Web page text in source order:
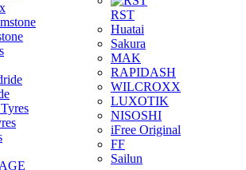
RST
Huatai
Sakura
MAK
RAPIDASH
WILCROXX
LUXOTIK
NISOSHI
iFree Original
FF
Sailun